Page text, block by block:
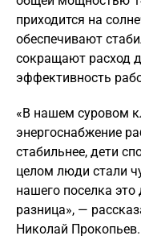
приходится на
обеспечивают
сокращают расход
эффективность
«В нашем суровом
энергоснабжение
стабильнее, дети
целом люди стали
нашего поселка
разница», —
Николай Прокопьев.